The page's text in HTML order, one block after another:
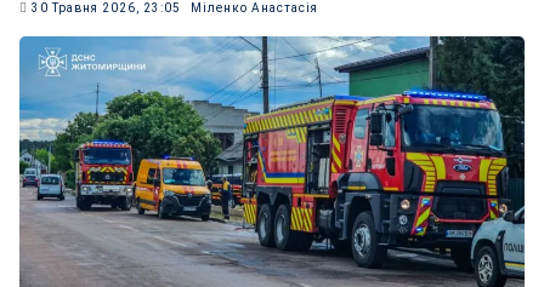
30 Травня 2026, 23:05 Міленко Анастасія